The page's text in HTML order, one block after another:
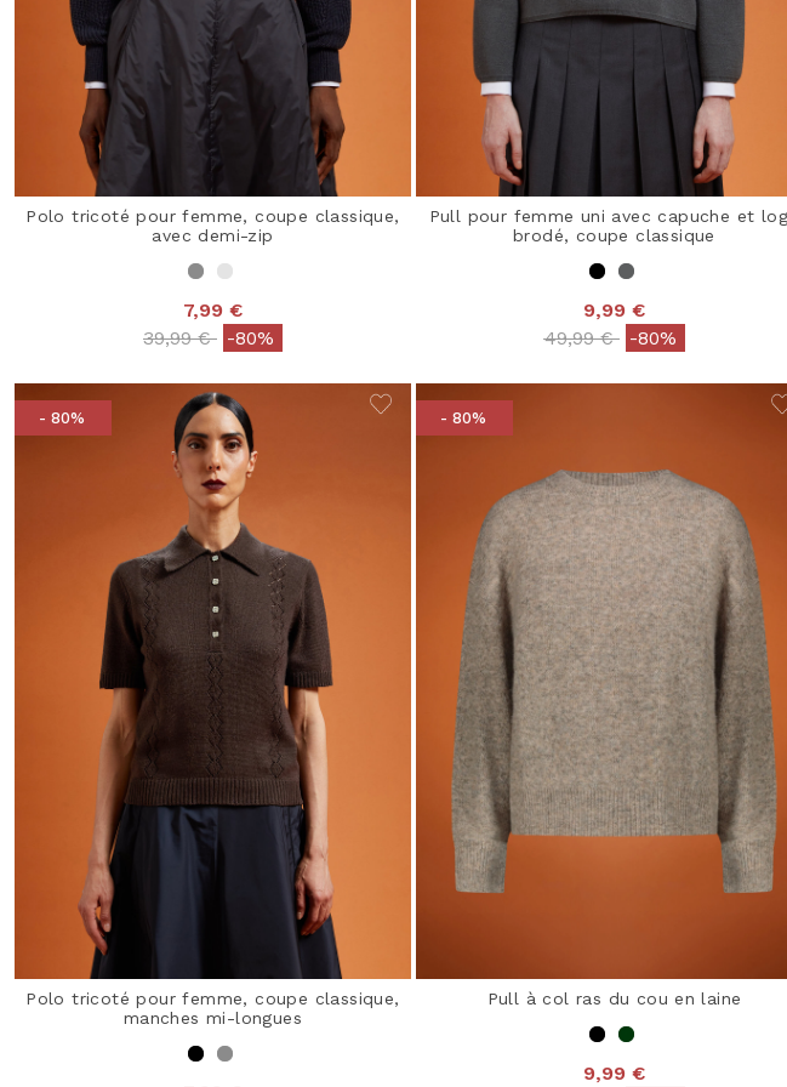
Polo tricoté pour femme, coupe classique,
avec demi-zip
7,99 €
Price reduced from
39,99 €to-80%
Pull pour femme uni avec capuche et
brodé, coupe classique
9,99 €
Price reduced from
49,99 €to-80%
- 80%
Polo tricoté pour femme, coupe classique,
manches mi-longues
- 80%
Pull à col ras du cou en laine
9,99 €